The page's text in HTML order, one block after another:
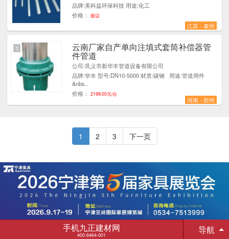
品牌:美科益环保科技 用途:化工
价格：
面议
江苏 - 泰州
云南厂家自产单向注填式套筒补偿器管
件管道
公司:巩义市新华丰管道设备有限公司
品牌:华丰 型号:DN10-5000 材质:碳钢 用途:管道用件
&nbs..
价格：
2199.00元/台
河南 - 郑州
1
1 2 3 下一页
手机九正建材网
400-6464-001 导航